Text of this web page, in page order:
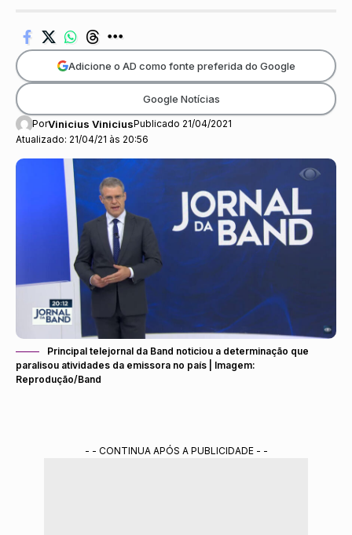
Atualizado: 21/04/21 às 20:56
PorVinicius ViniciusPublicado 21/04/2021
Adicione o AD como fonte preferida do Google
Google Notícias
Principal telejornal da Band noticiou a determinação que
paralisou atividades da emissora no país | Imagem:
Reprodução/Band
- - CONTINUA APÓS A PUBLICIDADE - -